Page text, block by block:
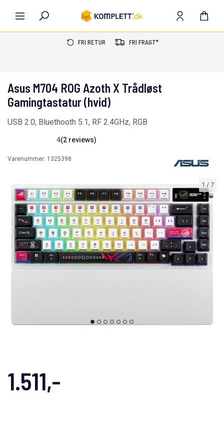
FRI RETUR FRI FRAGT*
1 / 7
Asus M704 ROG Azoth X Trådløst
Gamingtastatur (hvid)
USB 2.0, Bluethooth 5.1, RF 2.4GHz, RGB
4(2 reviews)
Varenummer: 1325398
1.511,-